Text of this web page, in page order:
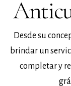
Desde su
brindar un
completar y